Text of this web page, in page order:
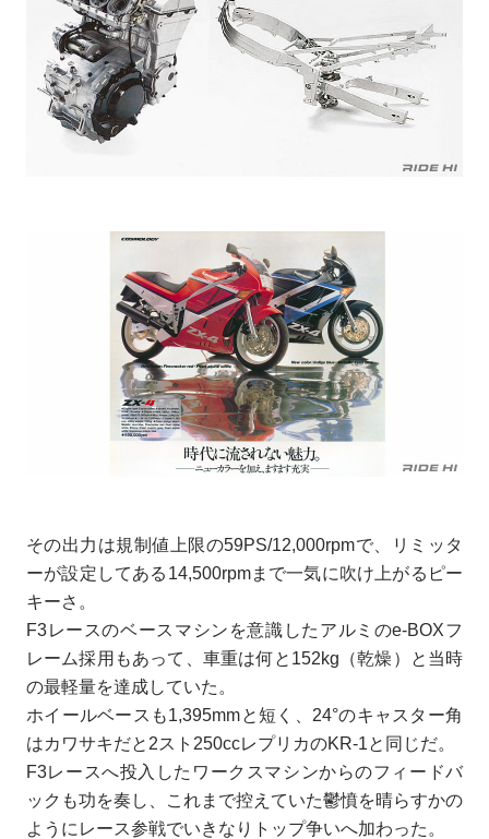
その出力は規制値上限の59PS/12,000rpmで、リミッタ
ーが設定してある14,500rpmまで一気に吹け上がるピー
キーさ。
F3レースのベースマシンを意識したアルミのe-BOXフ
レーム採用もあって、車重は何と152kg（乾燥）と当時
の最軽量を達成していた。
ホイールベースも1,395mmと短く、24°のキャスター角
はカワサキだと2スト250ccレプリカのKR-1と同じだ。
F3レースへ投入したワークスマシンからのフィードバ
ックも功を奏し、これまで控えていた鬱憤を晴らすかの
ようにレース参戦でいきなりトップ争いへ加わった。